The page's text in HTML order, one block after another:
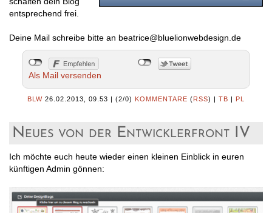
entsprechend frei.
Deine Mail schreibe bitte an beatrice@bluelionwebdesign.de
Als Mail versenden
BLW 26.02.2013, 09.53 (2/0) KOMMENTARE ( RSS) | TB PL
Neues von der Entwicklerfront IV
Ich möchte euch heute wieder einen kleinen Einblick in euren
künftigen Admin gönnen: